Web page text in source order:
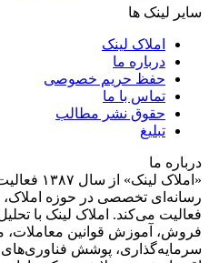
سایر لینک ها
املاک لینک
درباره ما
حفظ حریم خصوصی
تماس با ما
حقوق نشر مطالب
تبلیغ
درباره ما
«املاک
رسانه‌ای تخصصی در حوزه
فعالیت می‌کند. املاک لینک با
فروش، آموزش قوانین
سرمایه‌گذاری، پوشش